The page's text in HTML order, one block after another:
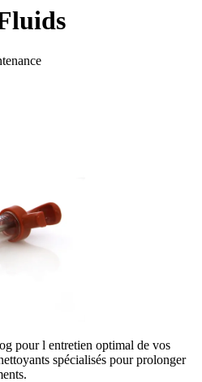
pour l entretien optimal de vos
spécialisés pour prolonger